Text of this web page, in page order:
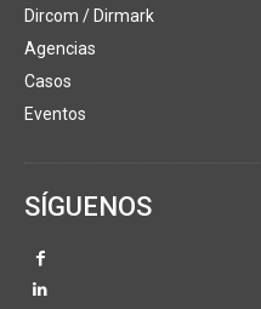
Dircom / Dirmark
Agencias
Casos
Eventos
SÍGUENOS